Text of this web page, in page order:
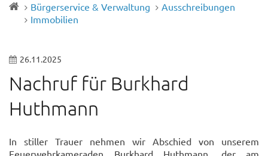
Bürgerservice & Verwaltung
Ausschreibungen
Immobilien
26.11.2025
Nachruf für Burkhard
Huthmann
In stiller Trauer nehmen wir Abschied von unserem
Feuerwehrkameraden Burkhard Huthmann, der am